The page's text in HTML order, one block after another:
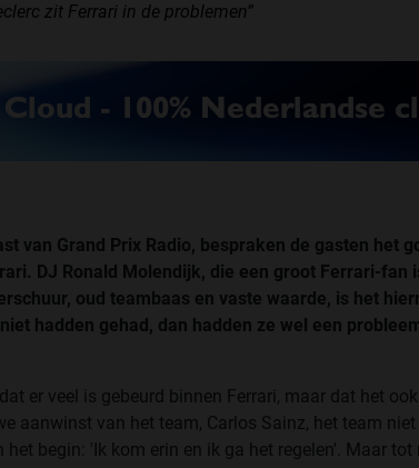
zit Ferrari in de problemen”
van Grand Prix Radio, bespraken de gasten het
DJ Ronald Molendijk, die een groot Ferrari-fan
oud teambaas en vaste waarde, is het
hadden gehad, dan hadden ze wel een
er veel is gebeurd binnen Ferrari, maar dat het
aanwinst van het team, Carlos Sainz, het team niet
begin: 'Ik kom erin en ik ga het regelen'. Maar tot